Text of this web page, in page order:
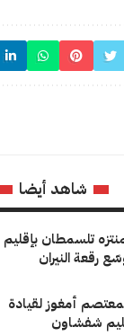
شاهد أيضا
تلسمطان بإقليم
رقعة النيران
أمغوز لقيادة
شفشاون